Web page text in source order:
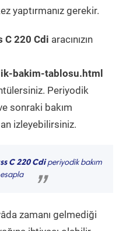
yaptırmanız gerekir.
C 220 Cdi aracınızın
bakim-tablosu.html
Periyodik
sonraki bakım
izleyebilirsiniz.
C 220 Cdiperiyodik bakım
”
zamanı gelmediği